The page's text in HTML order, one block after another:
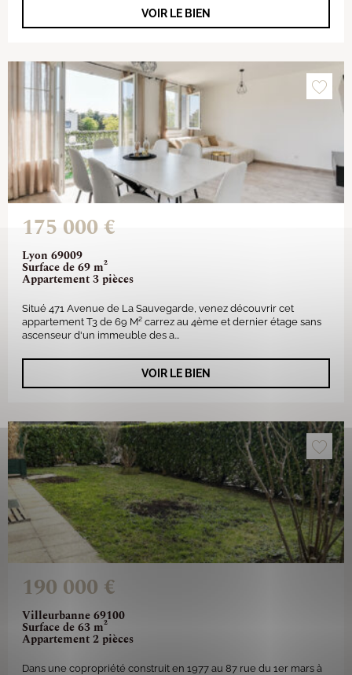
VOIR LE BIEN
Lyon 69009
Surface de 69 m²
Appartement 3 pièces
175 000 €
Situé 471 Avenue de La Sauvegarde, venez découvrir cet
appartement T3 de 69 M² carrez au 4ème et dernier étage sans
ascenseur d'un immeuble des a...
VOIR LE BIEN
Villeurbanne 69100
Surface de 63 m²
Appartement 2 pièces
190 000 €
Dans une copropriété construit en 1977 au 87 rue du 1er mars à